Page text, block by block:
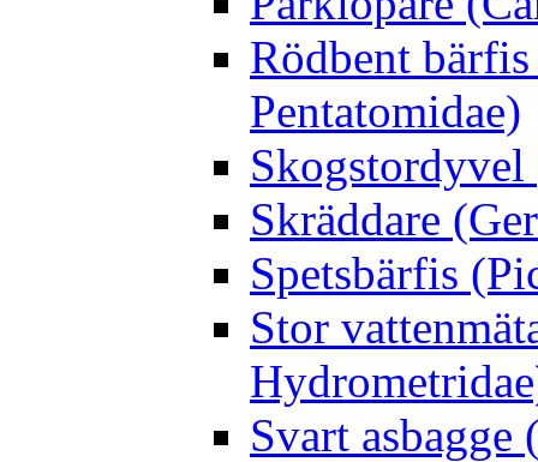
Rödbent
Pentatomidae)
Skogstordyvel
Skräddare
Spetsbärfis
Stor
Svart